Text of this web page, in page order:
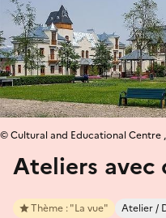
Ateliers avec
Thème : "La vue" Atelier /
© Cultural and Educational Centre